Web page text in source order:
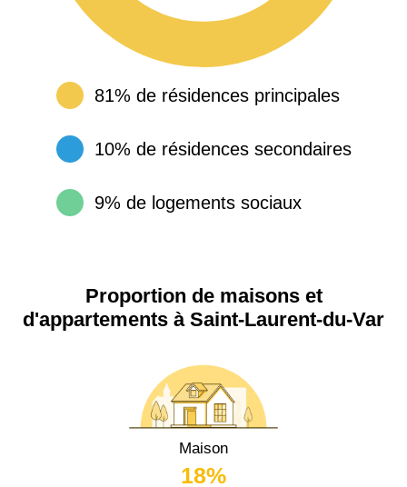
81% de résidences principales
10% de résidences secondaires
9% de logements sociaux
Proportion de maisons et
d'appartements à Saint-Laurent-du-Var
Maison
18%